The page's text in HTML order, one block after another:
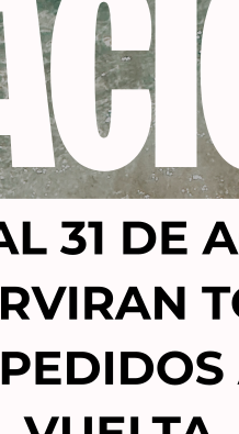
Productos relacionados